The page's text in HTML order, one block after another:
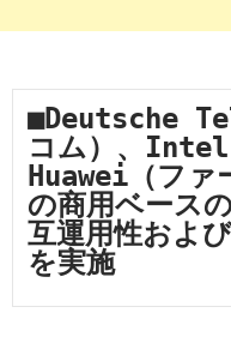
■Deutsche
コム）、Intel
Huawei（ファ
の商用ベース
互運用性およ
を実施